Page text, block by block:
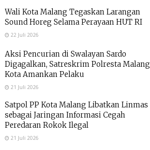
Wali Kota Malang Tegaskan Larangan
Sound Horeg Selama Perayaan HUT RI
22 Juli 2026
Aksi Pencurian di Swalayan Sardo
Digagalkan, Satreskrim Polresta Malang
Kota Amankan Pelaku
21 Juli 2026
Satpol PP Kota Malang Libatkan Linmas
sebagai Jaringan Informasi Cegah
Peredaran Rokok Ilegal
21 Juli 2026